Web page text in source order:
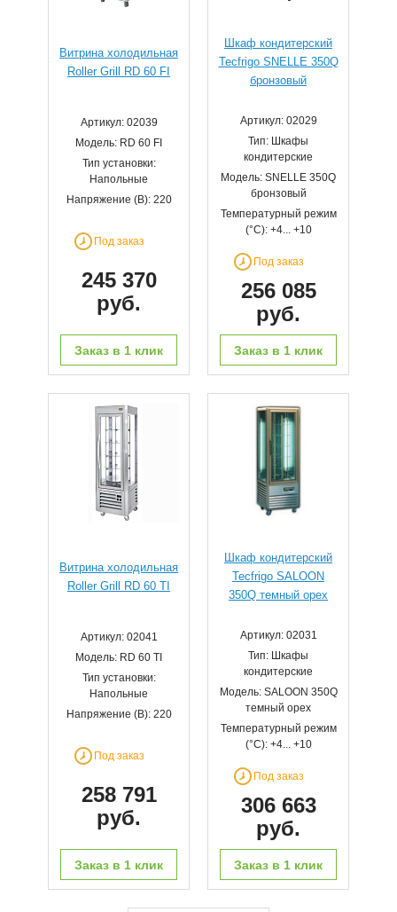
Витрина холодильная
Roller Grill RD 60 FI
Артикул: 02039
Модель: RD 60 FI
Тип установки:
Напольные
Напряжение (В): 220
Под заказ
245 370
руб.
Заказ в 1 клик
Шкаф кондитерский
Tecfrigo SNELLE 350Q
бронзовый
Артикул: 02029
Тип: Шкафы
кондитерские
Модель: SNELLE 350Q
бронзовый
Температурный режим
(°С): +4... +10
Под заказ
256 085
руб.
Заказ в 1 клик
Витрина холодильная
Roller Grill RD 60 TI
Артикул: 02041
Модель: RD 60 TI
Тип установки:
Напольные
Напряжение (В): 220
Под заказ
258 791
руб.
Заказ в 1 клик
Шкаф кондитерский
Tecfrigo SALOON
350Q темный орех
Артикул: 02031
Тип: Шкафы
кондитерские
Модель: SALOON 350Q
темный орех
Температурный режим
(°С): +4... +10
Под заказ
306 663
руб.
Заказ в 1 клик